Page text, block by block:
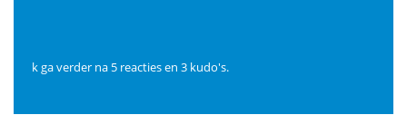
k ga verder na 5 reacties en 3 kudo's.